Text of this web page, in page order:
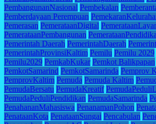
PembangunanNasional Pembekalan
Pemberdayaan Perempuan
Pemerasan PemerataanDigital
PemerataanPembangunan
Pemerintah Daerah PemerintahDaerah
PemerintahProvinsiKaltim Pemilu Pemilu 2029
Pemilu2029 PemkabKukar Pemkot Balikpapan
PemkotSamarind PemkotSamarinda Pemprov
PemprovKaltim Pemuda Pemuda Kaltim
PemudaBersatu PemudaKreatif
PemudaPeduliPendidikan PemudaSamarinda
PenahananMahasiswa PenanamanPohon
PenataanKota PenataanSungai Pencabulan